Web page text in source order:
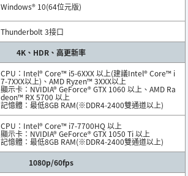
Windows® 10(64位元版)
Thunderbolt 3接口
4K、HDR、高更新率
CPU：Intel® Core™ i5-6XXX 以上(建議Intel® Core™ i
7-7XXX以上)、AMD Ryzen™ 3XXX以上
顯示卡：NVIDIA® GeForce® GTX 1060 以上、AMD Ra
deon™ RX 5700 以上
記憶體：最低8GB RAM(※DDR4-2400雙通道以上)
CPU：Intel® Core™ i7-7700HQ 以上
顯示卡：NVIDIA® GeForce® GTX 1050 Ti 以上
記憶體：最低8GB RAM(※DDR4-2400雙通道以上)
1080p/60fps